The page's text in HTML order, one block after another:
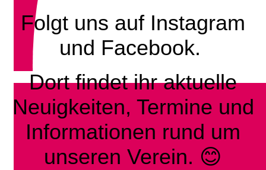
Folgt uns auf Instagram
und Facebook.
Dort findet ihr aktuelle
Neuigkeiten, Termine und
Informationen rund um
unseren Verein. 😊